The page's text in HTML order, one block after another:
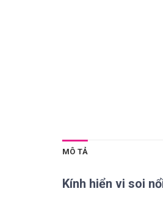
MÔ TẢ
Kính hiển vi soi